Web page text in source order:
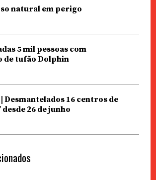
natural em perigo
5 mil pessoas com
de tufão Dolphin
Desmantelados 16 centros de
desde 26 de junho